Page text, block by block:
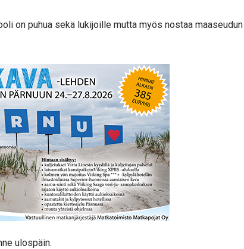
on puhua sekä lukijoille mutta myös nostaa maaseudun
ulospäin.